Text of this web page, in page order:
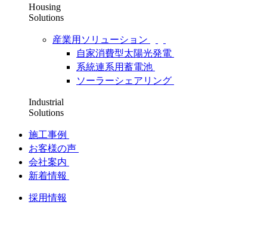
Housing
Solutions
産業用ソリューション
自家消費型太陽光発電
系統連系用蓄電池
ソーラーシェアリング
Industrial
Solutions
施工事例
お客様の声
会社案内
新着情報
採用情報